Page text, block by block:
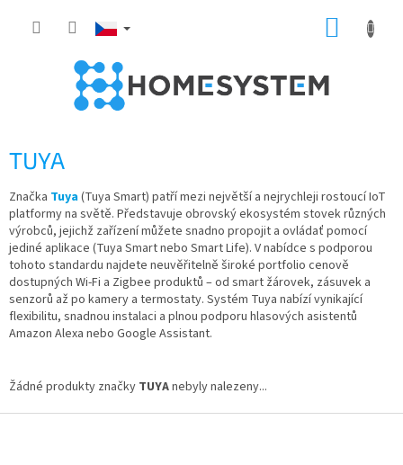
TUYA
Značka Tuya(Tuya Smart) patří mezi největší a nejrychleji rostoucí IoT
platformy na světě. Představuje obrovský ekosystém stovek různých
výrobců, jejichž zařízení můžete snadno propojit a ovládať pomocí
jediné aplikace (Tuya Smart nebo Smart Life). V nabídce s podporou
tohoto standardu najdete neuvěřitelně široké portfolio cenově
dostupných Wi-Fi a Zigbee produktů – od smart žárovek, zásuvek a
senzorů až po kamery a termostaty. Systém Tuya nabízí vynikající
flexibilitu, snadnou instalaci a plnou podporu hlasových asistentů
Amazon Alexa nebo Google Assistant.
Žádné produkty značky TUYAnebyly nalezeny...